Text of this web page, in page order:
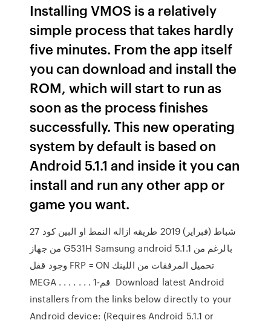
Installing VMOS is a relatively
simple process that takes hardly
five minutes. From the app itself
you can download and install the
ROM, which will start to run as
soon as the process finishes
successfully. This new operating
system by default is based on
Android 5.1.1 and inside it you can
install and run any other app or
game you want.
27 شباط (فبراير) 2019 طريقه ازاله النمط او البين كود
من جهاز G531H Samsung android 5.1.1 بالرغم من
وجود قفل FRP = ON تحميل المرفقات من اللينك
MEGA . . . . . . . 1-قم Download latest Android
installers from the links below directly to your
Android device: (Requires Android 5.1.1 or